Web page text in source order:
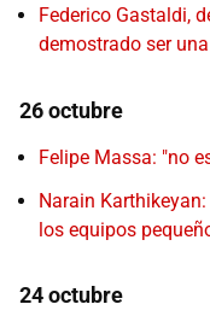
Federico Gastaldi,
demostrado ser
26 octubre
Felipe Massa: "no
Narain
los equipos
24 octubre